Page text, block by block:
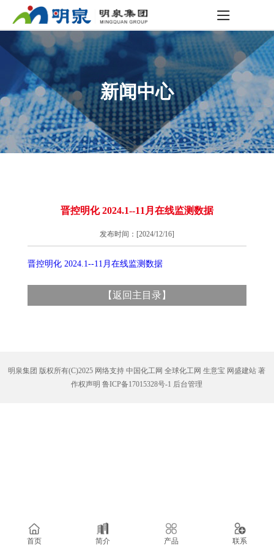
新闻中心
晋控明化 2024.1--11月在线监测数据
发布时间：[2024/12/16]
晋控明化 2024.1--11月在线监测数据
【返回主目录 】
明泉集团 版权所有(C)2025 网络支持中国化工网 全球化工网 生意宝 网盛建站 著
作权声明 鲁ICP备17015328号-1 后台管理
首页 简介 产品 联系